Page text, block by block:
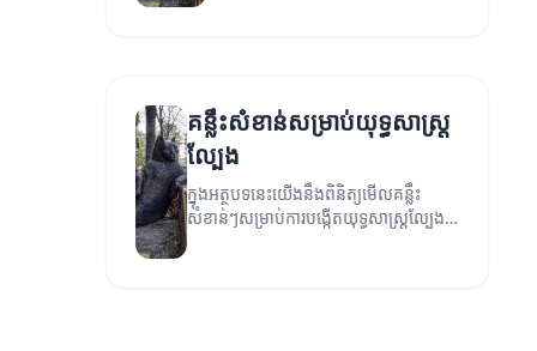
គន្លឹះសំខាន់សម្រាប់យុទ្ធសាស្ត្រ
ល្បែង
ក្នុងអត្ថបទនេះយើងនឹងពិនិត្យមើលគន្លឹះ
សំខាន់ៗសម្រាប់ការបង្កើតយុទ្ធសាស្ត្រល្បែង
ដែលអាចជួយអ្នកឲ្យបានជោគជ័យនៅក្នុង